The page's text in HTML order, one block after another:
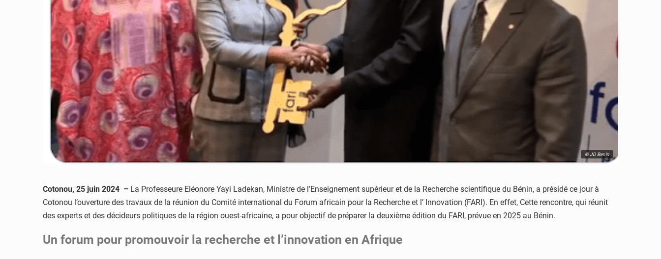
© JD Benin
Cotonou, 25 juin 2024 – La Professeure Eléonore Yayi Ladekan, Ministre de l’Enseignement supérieur et de la Recherche scientifique du Bénin, a présidé ce jour à
Cotonou l’ouverture des travaux de la réunion du Comité international du Forum africain pour la Recherche et l’ Innovation (FARI). En effet, Cette rencontre, qui réunit
des experts et des décideurs politiques de la région ouest-africaine, a pour objectif de préparer la deuxième édition du FARI, prévue en 2025 au Bénin.
Un forum pour promouvoir la recherche et l’innovation en Afrique